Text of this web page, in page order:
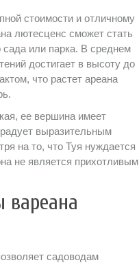
стоимости и отличному
лютесценс сможет стать
или парка. В среднем
достигает в высоту до
что растет ареана
ее вершина имеет
выразительным
на то, что Туя нуждается
не является прихотливым
вареана
садоводам